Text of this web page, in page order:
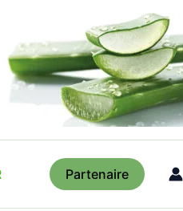
Partenaire